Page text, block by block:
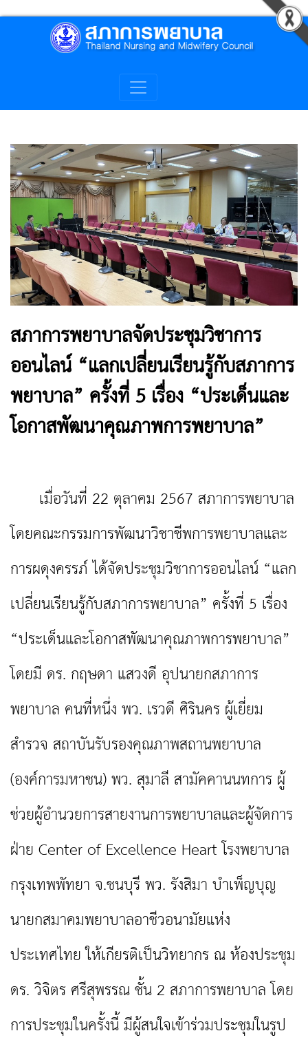
สภาการพยาบาลจัดประชุมวิชาการ
ออนไลน์ “แลกเปลี่ยนเรียนรู้กับสภาการ
พยาบาล” ครั้งที่ 5 เรื่อง “ประเด็นและ
โอกาสพัฒนาคุณภาพการพยาบาล”
เมื่อวันที่ 22 ตุลาคม 2567 สภาการพยาบาล
โดยคณะกรรมการพัฒนาวิชาชีพการพยาบาลและ
การผดุงครรภ์ ได้จัดประชุมวิชาการออนไลน์ “แลก
เปลี่ยนเรียนรู้กับสภาการพยาบาล” ครั้งที่ 5 เรื่อง
“ประเด็นและโอกาสพัฒนาคุณภาพการพยาบาล”
โดยมี ดร. กฤษดา แสวงดี อุปนายกสภาการ
พยาบาล คนที่หนึ่ง พว. เรวดี ศิรินคร ผู้เยี่ยม
สำรวจ สถาบันรับรองคุณภาพสถานพยาบาล
(องค์การมหาชน) พว. สุมาลี สามัคคานนทการ ผู้
ช่วยผู้อำนวยการสายงานการพยาบาลและผู้จัดการ
ฝ่าย Center of Excellence Heart โรงพยาบาล
กรุงเทพพัทยา จ.ชนบุรี พว. รังสิมา บำเพ็ญบุญ
นายกสมาคมพยาบาลอาชีวอนามัยแห่ง
ประเทศไทย ให้เกียรติเป็นวิทยากร ณ ห้องประชุม
ดร. วิจิตร ศรีสุพรรณ ชั้น 2 สภาการพยาบาล โดย
การประชุมในครั้งนี้ มีผู้สนใจเข้าร่วมประชุมในรูป